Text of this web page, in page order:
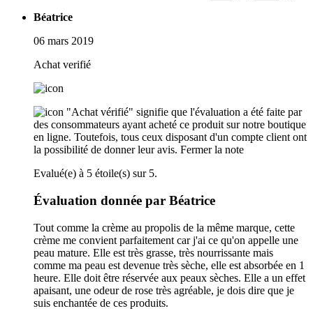
Béatrice
06 mars 2019
Achat verifié
"Achat vérifié" signifie que l'évaluation a été faite par
des consommateurs ayant acheté ce produit sur notre boutique
en ligne. Toutefois, tous ceux disposant d'un compte client ont
la possibilité de donner leur avis. Fermer la note
Evalué(e) à 5 étoile(s) sur 5.
Évaluation donnée par Béatrice
Tout comme la crème au propolis de la même marque, cette
crème me convient parfaitement car j'ai ce qu'on appelle une
peau mature. Elle est très grasse, très nourrissante mais
comme ma peau est devenue très sèche, elle est absorbée en 1
heure. Elle doit être réservée aux peaux sèches. Elle a un effet
apaisant, une odeur de rose très agréable, je dois dire que je
suis enchantée de ces produits.